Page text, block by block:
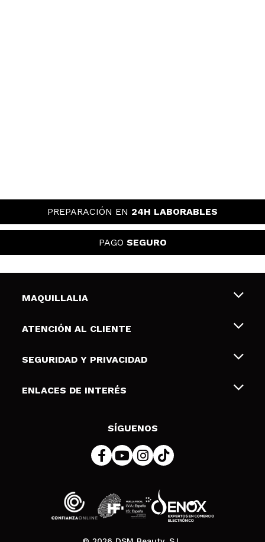
PREPARACIÓN EN 24H LABORABLES
PAGO SEGURO
MAQUILLALIA
Sobre nosotros
Tarjetas de Regalo
ATENCIÓN AL CLIENTE
Envíos y devoluciones
Formas de pago
SEGURIDAD Y PRIVACIDAD
Terminos y condiciones de uso
Política de cookies
ENLACES DE INTERÉS
SÍGUENOS